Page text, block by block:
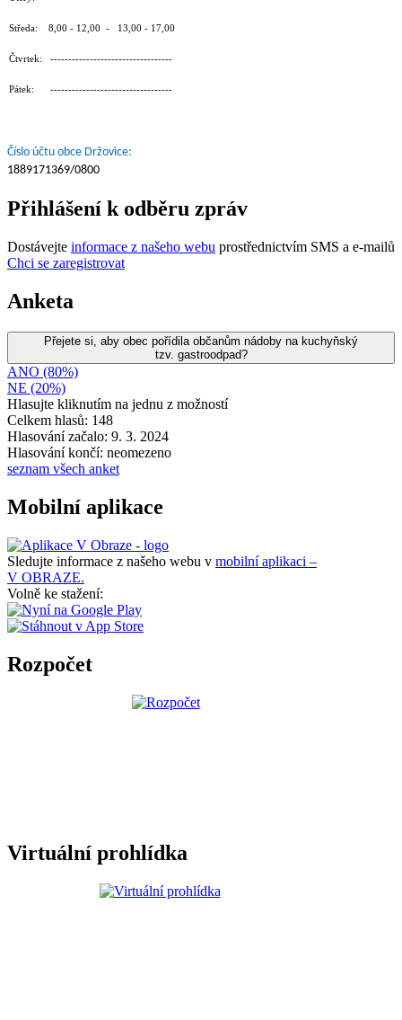
Středa: 8,00 - 12,00 - 13,00 - 17,00
Čtvrtek: ----------------------------------
Pátek: ----------------------------------
Číslo účtu obce Držovice:
1889171369/0800
Přihlášení k odběru zpráv
Dostávejte informace z našeho webu prostřednictvím SMS a e-mailů
Chci se zaregistrovat
Anketa
Přejete si, aby obec pořídila občanům nádoby na kuchyňský
tzv. gastroodpad?
ANO (80%)
NE (20%)
Hlasujte kliknutím na jednu z možností
Celkem hlasů: 148
Hlasování začalo: 9. 3. 2024
Hlasování končí: neomezeno
seznam všech anket
Mobilní aplikace
Sledujte informace z našeho webu v mobilní aplikaci –
V OBRAZE.
Volně ke stažení:
Rozpočet
Virtuální prohlídka